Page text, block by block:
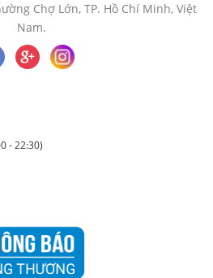
Chợ Lớn, TP. Hồ Chí Minh, Việt
Nam.
- 22:30)